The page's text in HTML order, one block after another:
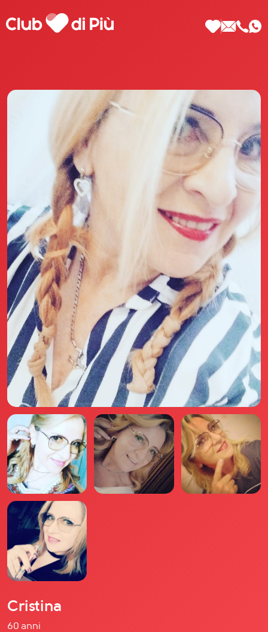
Scopri Club di Più
Le testimonianze Club di Più
La fondatrice Valeria Pilla
Annunci Donne
Agenzia matrimoniale Club di Più
Love Notebook
Il libro Donna di Cuori
Quanto costa Club di Più
Love Academy
Domande Frequenti
Impegno Sociale
Le nostre sedi
Facebook
YouTube
Instagram
TikTok
Cristina
60 anni